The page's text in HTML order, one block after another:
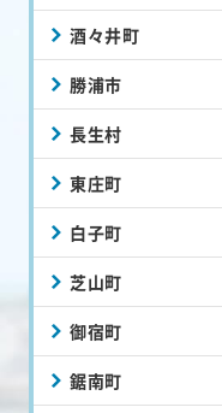
酒々井町
勝浦市
長生村
東庄町
白子町
芝山町
御宿町
鋸南町